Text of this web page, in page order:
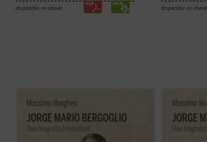
disponible en ebook: disponible en ebook:
Se presenta por primera vez al lector una
exposición y un análisis detallado de la
formación intelectual de Jorge Mario
Bergoglio, lo que permite comprender la
mirada amplia y de carácter poliédrico que
Se presenta
exposición y
formación
Bergoglio, lo
mirada amplia